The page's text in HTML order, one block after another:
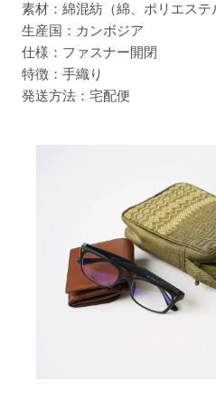
素材：綿混紡（綿、ポリエステ
生産国：カンボジア
仕様：ファスナー開閉
特徴：手織り
発送方法：宅配便